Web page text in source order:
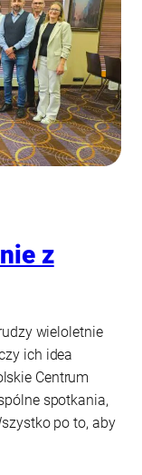
z
wieloletnie
ich idea
Centrum
spotkania,
po to, aby